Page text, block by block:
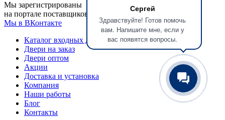
Сергей
Здравствуйте! Готов помочь
вам. Напишите мне, если у
вас появятся вопросы.
Мы зарегистрированы
на портале поставщиков
Мы в ВКонтакте
Каталог входных дверей
Двери на заказ
Двери оптом
Акции
Доставка и установка
Компания
Наши работы
Блог
Контакты